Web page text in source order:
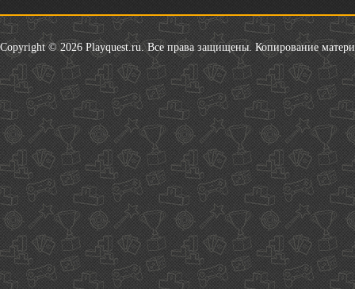
Copyright © 2026 Playquest.ru. Все права защищены. Копирование